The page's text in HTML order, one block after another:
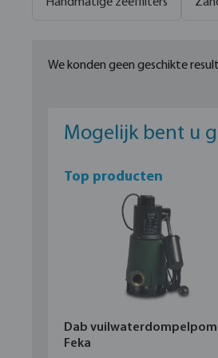
We konden geen geschikte
Mogelijk bent u
Top producten
Dab
Feka